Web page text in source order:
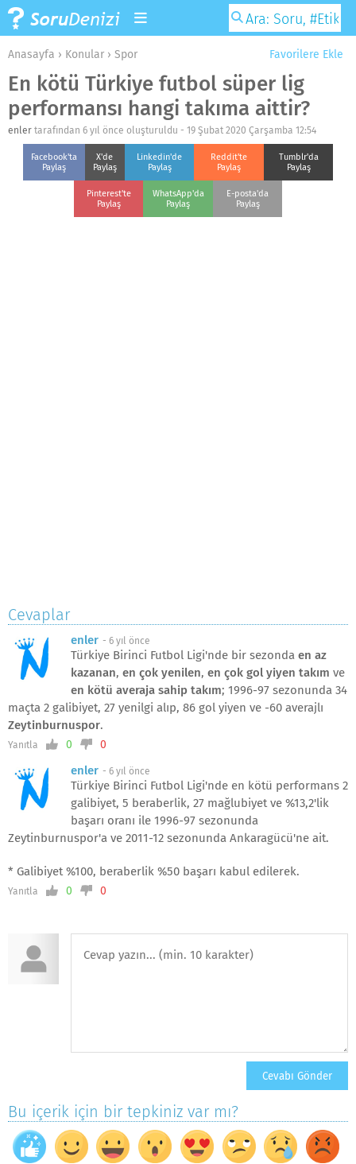
Favorilere Ekle
Anasayfa › Konular › Spor
En kötü Türkiye futbol süper lig
performansı hangi takıma aittir?
enler tarafından 6 yıl önce oluşturuldu - 19 Şubat 2020 Çarşamba 12:54
Facebook'ta
Paylaş
X'de
Paylaş
Linkedin'de
Paylaş
Reddit'te
Paylaş
Tumblr'da
Paylaş
Pinterest'te
Paylaş
WhatsApp'da
Paylaş
E-posta'da
Paylaş
Cevaplar
enler - 6 yıl önce
Türkiye Birinci Futbol Ligi'nde bir sezonda en az
kazanan, en çok yenilen, en çok gol yiyen takım ve
en kötü averaja sahip takım; 1996-97 sezonunda 34
maçta 2 galibiyet, 27 yenilgi alıp, 86 gol yiyen ve -60 averajlı
Zeytinburnuspor.
Yanıtla 0 0
enler - 6 yıl önce
Türkiye Birinci Futbol Ligi'nde en kötü performans 2
galibiyet, 5 beraberlik, 27 mağlubiyet ve %13,2'lik
başarı oranı ile 1996-97 sezonunda
Zeytinburnuspor'a ve 2011-12 sezonunda Ankaragücü'ne ait.
* Galibiyet %100, beraberlik %50 başarı kabul edilerek.
Yanıtla 0 0
Bu içerik için bir tepkiniz var mı?